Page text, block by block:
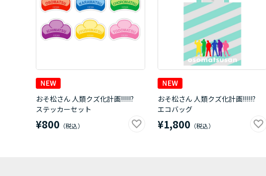
おそ松さん 人類クズ化計画!!!!!?
ステッカーセット
¥800
おそ松さん 人類クズ化計画!!!!!?
エコバッグ
¥1,800